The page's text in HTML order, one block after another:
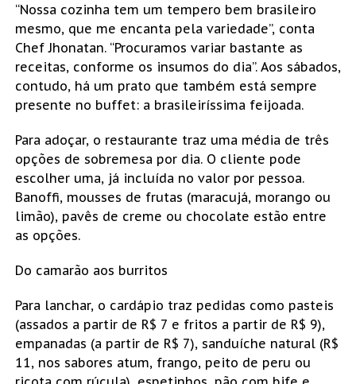
“Nossa cozinha tem um tempero bem brasileiro
mesmo, que me encanta pela variedade”, conta
Chef Jhonatan. “Procuramos variar bastante as
receitas, conforme os insumos do dia”. Aos sábados,
contudo, há um prato que também está sempre
presente no buffet: a brasileiríssima feijoada.
Para adoçar, o restaurante traz uma média de três
opções de sobremesa por dia. O cliente pode
escolher uma, já incluída no valor por pessoa.
Banoffi, mousses de frutas (maracujá, morango ou
limão), pavês de creme ou chocolate estão entre
as opções.
Do camarão aos burritos
Para lanchar, o cardápio traz pedidas como pasteis
(assados a partir de R$ 7 e fritos a partir de R$ 9),
empanadas (a partir de R$ 7), sanduíche natural (R$
11, nos sabores atum, frango, peito de peru ou